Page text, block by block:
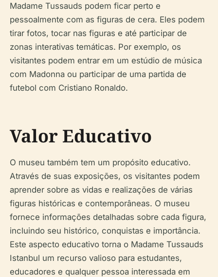
Madame Tussauds podem ficar perto e
pessoalmente com as figuras de cera. Eles podem
tirar fotos, tocar nas figuras e até participar de
zonas interativas temáticas. Por exemplo, os
visitantes podem entrar em um estúdio de música
com Madonna ou participar de uma partida de
futebol com Cristiano Ronaldo.
Valor Educativo
O museu também tem um propósito educativo.
Através de suas exposições, os visitantes podem
aprender sobre as vidas e realizações de várias
figuras históricas e contemporâneas. O museu
fornece informações detalhadas sobre cada figura,
incluindo seu histórico, conquistas e importância.
Este aspecto educativo torna o Madame Tussauds
Istanbul um recurso valioso para estudantes,
educadores e qualquer pessoa interessada em